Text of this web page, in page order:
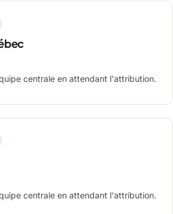
centrale en attendant l'attribution.
centrale en attendant l'attribution.